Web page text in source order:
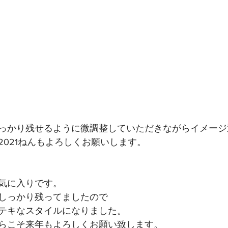
かり残せるように微調整していただきながらイメー
ねんもよろしくお願いします。
に入りです。
っかり残ってましたので
キなスタイルになりました。
こそ来年もよろしくお願い致します。